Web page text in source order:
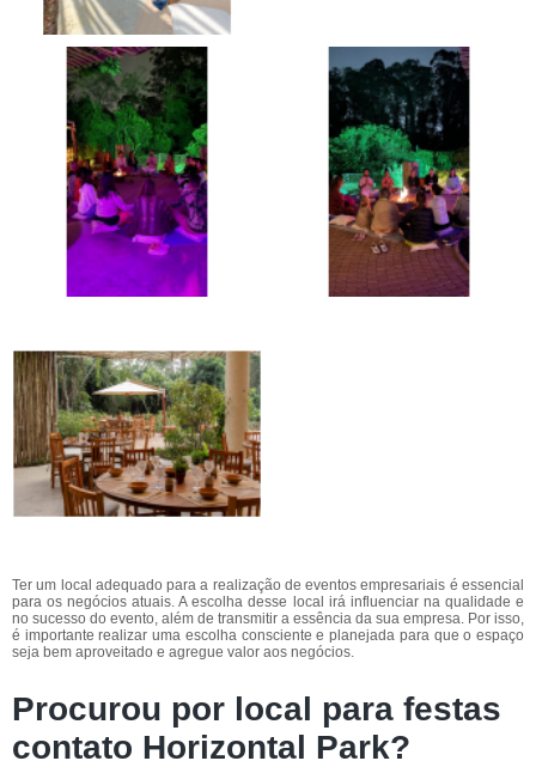
Ter um local adequado para a realização de eventos empresariais é essencial
para os negócios atuais. A escolha desse local irá influenciar na qualidade e
no sucesso do evento, além de transmitir a essência da sua empresa. Por isso,
é importante realizar uma escolha consciente e planejada para que o espaço
seja bem aproveitado e agregue valor aos negócios.
Procurou por local para festas
contato Horizontal Park?